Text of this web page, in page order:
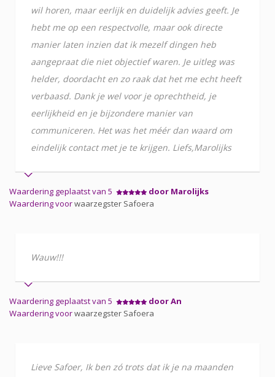
wil horen, maar eerlijk en duidelijk advies geeft. Je
hebt me op een respectvolle, maar ook directe
manier laten inzien dat ik mezelf dingen heb
aangepraat die niet objectief waren. Je uitleg was
helder, doordacht en zo raak dat het me echt heeft
verbaasd. Dank je wel voor je oprechtheid, je
eerlijkheid en je bijzondere manier van
communiceren. Het was het méér dan waard om
eindelijk contact met je te krijgen. Liefs,Marolijks
Waardering geplaatst van 5
door Marolijks
Waardering voorwaarzegster Safoera
Wauw!!!
Waardering geplaatst van 5
door An
Waardering voorwaarzegster Safoera
Lieve Safoer, Ik ben zó trots dat ik je na maanden